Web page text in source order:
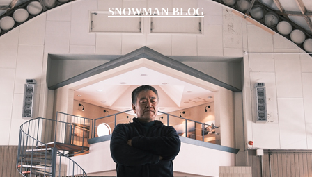
SNOWMAN BLOG
下
さ